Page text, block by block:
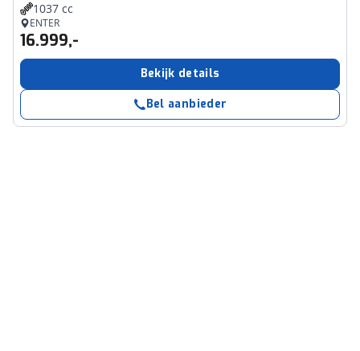
1037 cc
ENTER
16.999,-
Bekijk details
Bel aanbieder